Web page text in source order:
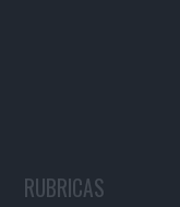
RUBRICAS